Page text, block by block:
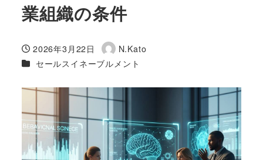
業組織の条件
投稿日
2026年3月22日
著
者
N.Kato
カテゴリー
セールスイネーブルメント